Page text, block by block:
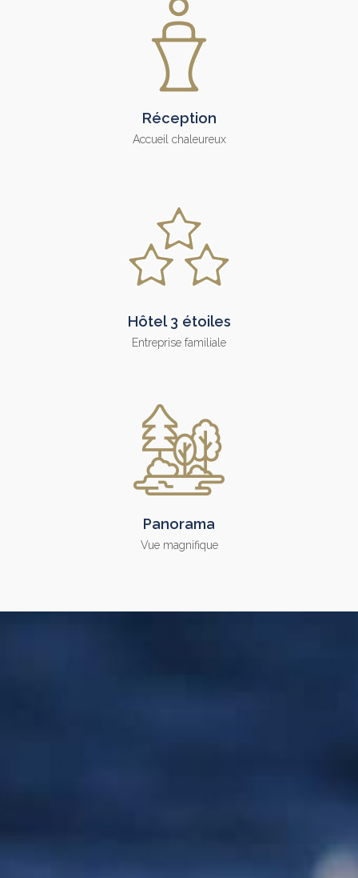
Réception
Accueil chaleureux
Hôtel 3 étoiles
Entreprise familiale
Panorama
Vue magnifique